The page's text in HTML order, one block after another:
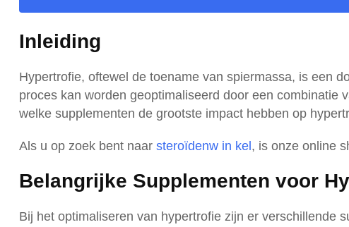
Inleiding
Hypertrofie, oftewel de toename van spiermassa, is een
proces kan worden geoptimaliseerd door een combinatie
welke supplementen de grootste impact hebben op
Als u op zoek bent naar steroïdenw in kel , is onze online
Belangrijke Supplementen voor
Bij het optimaliseren van hypertrofie zijn er verschillende